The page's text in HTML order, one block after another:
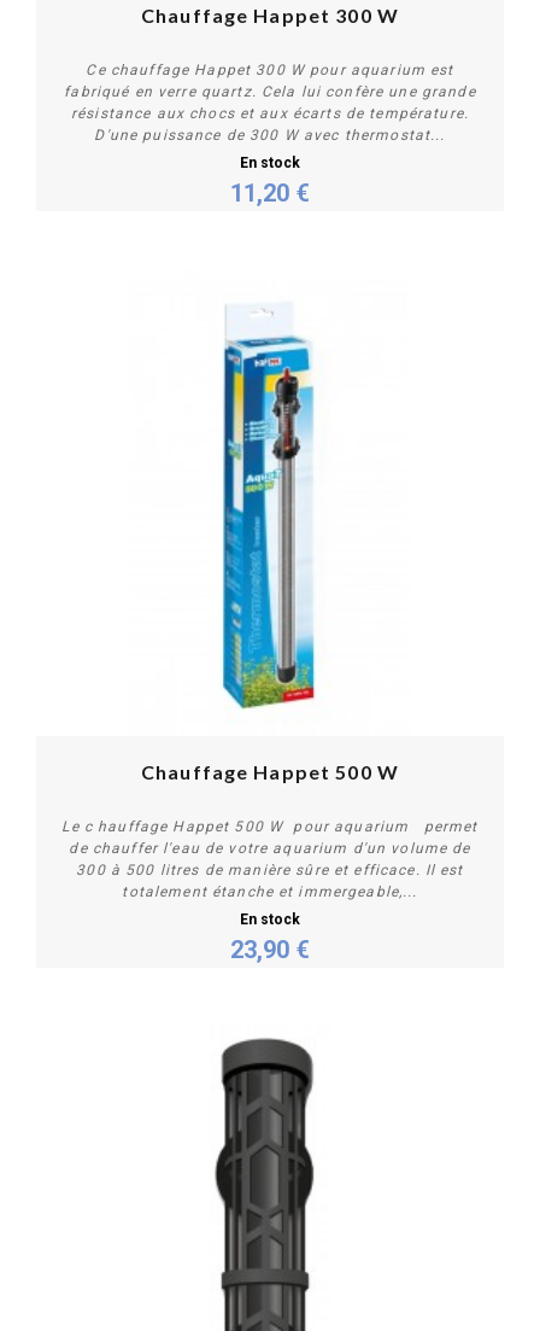
Acheter
Chauffage Happet 300 W
Ce chauffage Happet 300 W pour aquarium est
fabriqué en verre quartz. Cela lui confère une grande
résistance aux chocs et aux écarts de température.
D'une puissance de 300 W avec thermostat...
En stock
11,20 €
Acheter
Chauffage Happet 500 W
Le c hauffage Happet 500 W pour aquarium permet
de chauffer l'eau de votre aquarium d'un volume de
300 à 500 litres de manière sûre et efficace. Il est
totalement étanche et immergeable,...
En stock
23,90 €